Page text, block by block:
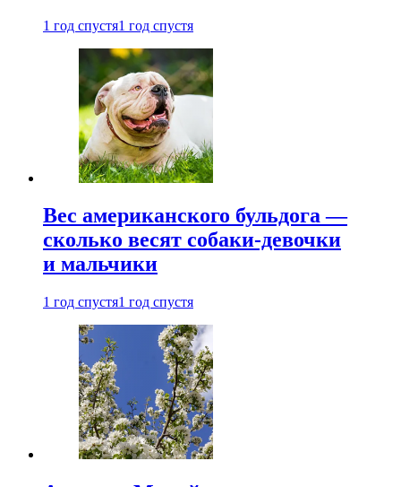
1 год спустя1 год спустя
Вес американского бульдога —
сколько весят собаки-девочки
и мальчики
1 год спустя1 год спустя